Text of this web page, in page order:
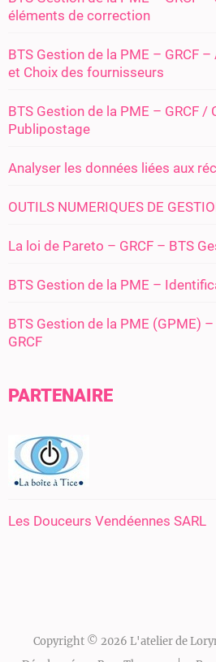
éléments de correction
BTS Gestion de la PME – GRCF –
et Choix des fournisseurs
BTS Gestion de la PME – GRCF
Publipostage
Analyser les données liées aux
OUTILS NUMERIQUES DE
La loi de Pareto – GRCF – BTS
BTS Gestion de la PME –
BTS Gestion de la PME (GPME)
GRCF
PARTENAIRE
Les Douceurs Vendéennes SARL
Copyright © 2026 L'atelier de